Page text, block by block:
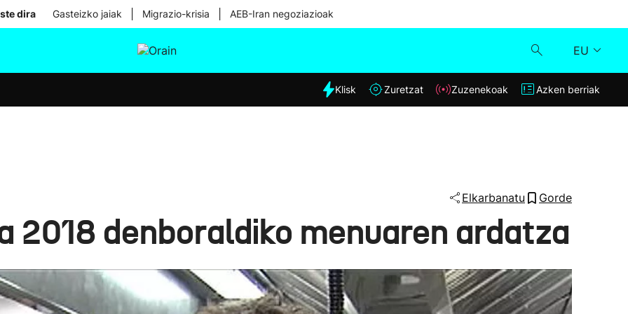
dira Gasteizko jaiak Migrazio-krisia AEB-Iran negoziazioak
EU
Eguraldia
Klisk
Azken berriak
Klisk Zuretzat Zuzenekoak Azken berriak
Elkarbanatu Gorde
2018 denboraldiko menuaren ardatza